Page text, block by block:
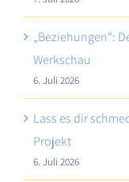
„Beziehungen“:
Werkschau
6. Juli 2026
Lass es dir
Projekt
6. Juli 2026